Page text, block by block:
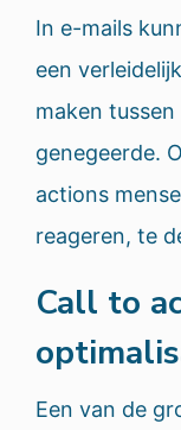
In e-mails
een
maken
genegeerde.
actions
reageren, te
Call to
Een van de